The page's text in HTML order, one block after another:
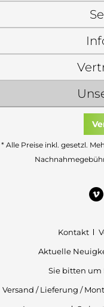
* Alle Preise inkl. gesetzl.
Kontakt
Aktuelle
Sie bitten um
Versand / Lieferung /